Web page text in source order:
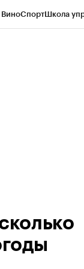
ВиноСпортШкола